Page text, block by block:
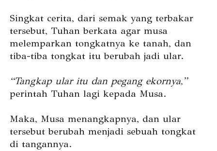
Singkat cerita, dari semak yang terbakar
tersebut, Tuhan berkata agar musa
melemparkan tongkatnya ke tanah, dan
tiba-tiba tongkat itu berubah jadi ular.
“Tangkap ular itu dan pegang ekornya,”
perintah Tuhan lagi kepada Musa.
Maka, Musa menangkapnya, dan ular
tersebut berubah menjadi sebuah tongkat
di tangannya.